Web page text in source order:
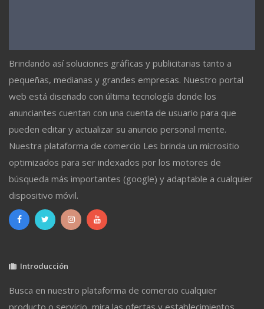
Brindando así soluciones gráficas y publicitarias tanto a
pequeñas, medianas y grandes empresas. Nuestro portal
web está diseñado con última tecnología donde los
anunciantes cuentan con una cuenta de usuario para que
pueden editar y actualizar su anuncio personal mente.
Nuestra plataforma de comercio Les brinda un micrositio
optimizados para ser indexados por los motores de
búsqueda más importantes (google) y adaptable a cualquier
dispositivo móvil.
Introducción
Busca en nuestro plataforma de comercio cualquier